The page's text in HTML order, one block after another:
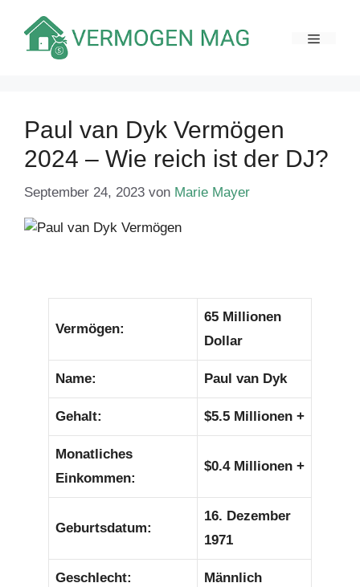
Inhalt
springen
Paul van Dyk Vermögen
2024 – Wie reich ist der DJ?
September 24, 2023 von Marie Mayer
Vermögen:
65 Millionen
Dollar
Name: Paul van Dyk
Gehalt: $5.5 Millionen +
Monatliches
Einkommen:
$0.4 Millionen +
Geburtsdatum:
16. Dezember
1971
Geschlecht: Männlich